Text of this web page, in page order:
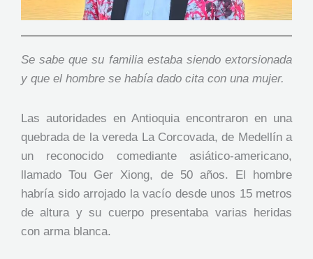
Se sabe que su familia estaba siendo extorsionada
y que el hombre se había dado cita con una mujer.
Las autoridades en Antioquia encontraron en una
quebrada de la vereda La Corcovada, de Medellín a
un reconocido comediante asiático-americano,
llamado Tou Ger Xiong, de 50 años. El hombre
habría sido arrojado la vacío desde unos 15 metros
de altura y su cuerpo presentaba varias heridas
con arma blanca.